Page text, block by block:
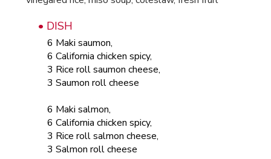
• DISH
6 Maki saumon,
6 California chicken spicy,
3 Rice roll saumon cheese,
3 Saumon roll cheese
6 Maki salmon,
6 California chicken spicy,
3 Rice roll salmon cheese,
3 Salmon roll cheese